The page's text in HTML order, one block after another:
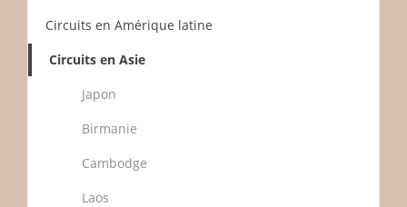
Circuits en Amérique latine
Circuits en Asie
Japon
Birmanie
Cambodge
Laos